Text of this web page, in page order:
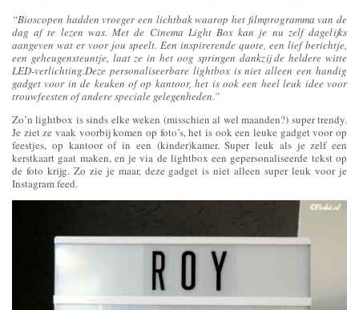
“Bioscopen hadden vroeger een lichtbak waarop het filmprogramma van de
dag af te lezen was. Met de Cinema Light Box kan je nu zelf dagelijks
aangeven wat er voor jou speelt. Een inspirerende quote, een lief berichtje,
een geheugensteuntje, laat ze in het oog springen dankzij de heldere witte
LED-verlichting.Deze personaliseerbare lightbox is niet alleen een handig
gadget voor in de keuken of op kantoor, het is ook een heel leuk idee voor
trouwfeesten of andere speciale gelegenheden.”
Zo’n lightbox is sinds elke weken (misschien al wel maanden?) super trendy.
Je ziet ze vaak voorbij komen op foto’s, het is ook een leuke gadget voor op
feestjes, op kantoor of in een (kinder)kamer. Super leuk als je zelf een
kerstkaart gaat maken, en je via de lightbox een gepersonaliseerde tekst op
de foto krijg. Zo zie je maar, deze gadget is niet alleen super leuk voor je
Instagram feed.